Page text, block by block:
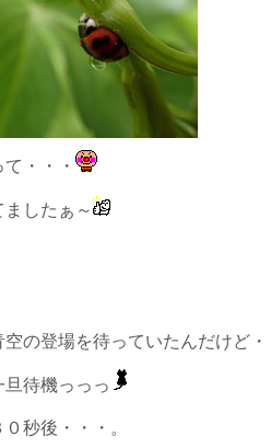
・・・
したぁ～
の登場を待っていたんだけど
旦待機っっっ
秒後・・・。